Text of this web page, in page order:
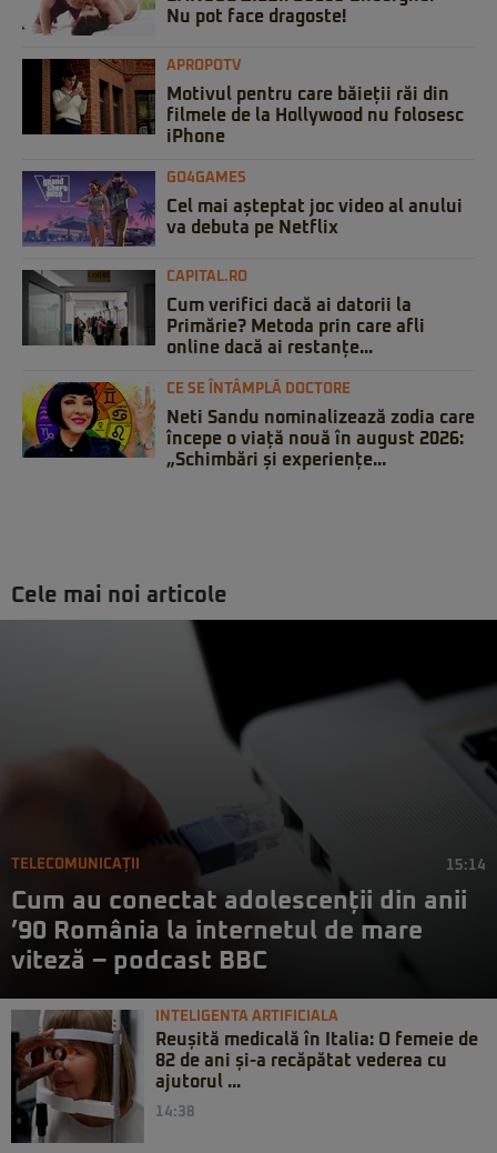
Nu pot face dragoste!
APROPOTV
Motivul pentru care băieții răi din
filmele de la Hollywood nu folosesc
iPhone
GO4GAMES
Cel mai așteptat joc video al anului
va debuta pe Netflix
CAPITAL.RO
Cum verifici dacă ai datorii la
Primărie? Metoda prin care afli
online dacă ai restanțe...
CE SE ÎNTÂMPLĂ DOCTORE
Neti Sandu nominalizează zodia care
începe o viață nouă în august 2026:
„Schimbări și experiențe...
Cele mai noi articole
TELECOMUNICAȚII 15:14
Cum au conectat adolescenții din anii
’90 România la internetul de mare
viteză – podcast BBC
INTELIGENTA ARTIFICIALA
Reușită medicală în Italia: O femeie de
82 de ani și-a recăpătat vederea cu
ajutorul ...
14:38